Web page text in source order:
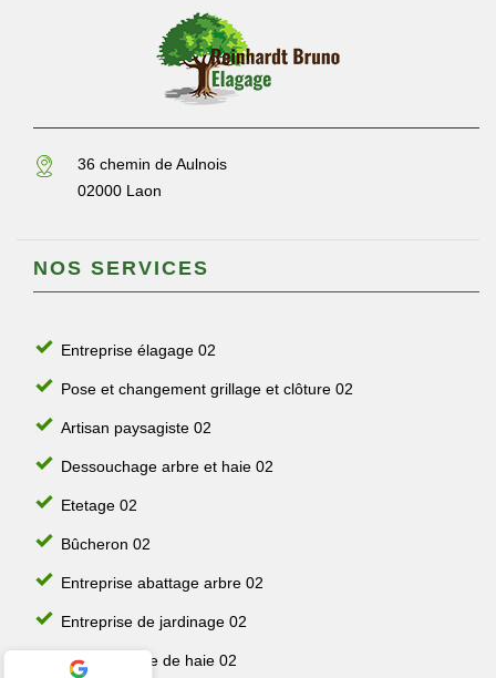
36 chemin de Aulnois
02000 Laon
NOS SERVICES
Entreprise élagage 02
Pose et changement grillage et clôture 02
Artisan paysagiste 02
Dessouchage arbre et haie 02
Etetage 02
Bûcheron 02
Entreprise abattage arbre 02
Entreprise de jardinage 02
Jardinier taille de haie 02